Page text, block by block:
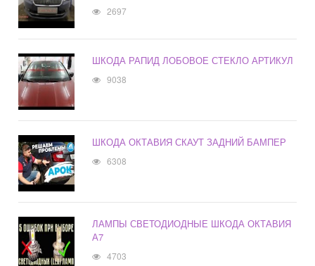
2697
ШКОДА РАПИД ЛОБОВОЕ СТЕКЛО АРТИКУЛ
9038
ШКОДА ОКТАВИЯ СКАУТ ЗАДНИЙ БАМПЕР
6308
ЛАМПЫ СВЕТОДИОДНЫЕ ШКОДА ОКТАВИЯ
А7
4703